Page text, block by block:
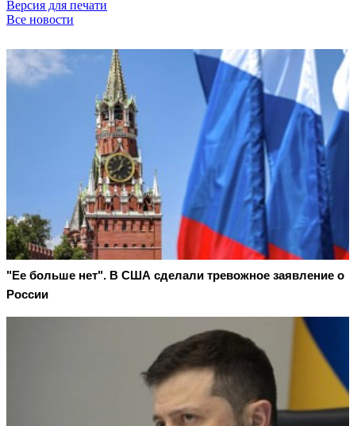
Версия для печати
Все новости
"Ее больше нет". В США сделали тревожное заявление о
России